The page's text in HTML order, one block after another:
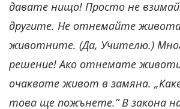
5
спасен? Част
Между Учителя и учениците 2020-08-
6
Кой може
давате нищо! Просто не
другите. Не отнемайте
животните. (Да, Учителю.)
решение! Ако отнемате
очаквате живот в замяна.
това ще пожънете.” В закона